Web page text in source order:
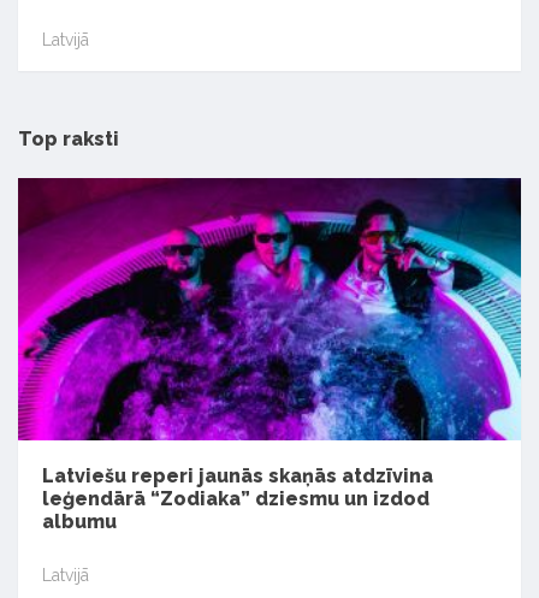
Latvijā
Top raksti
Latviešu reperi jaunās skaņās atdzīvina
leģendārā “Zodiaka” dziesmu un izdod
albumu
Latvijā